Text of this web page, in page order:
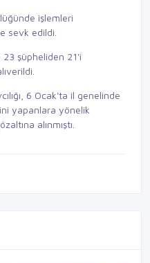
işlemleri
sevk edildi.
şüpheliden 21'i
6 Ocak'ta il genelinde
yapanlara yönelik
alınmıştı.